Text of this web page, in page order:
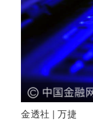
金透社 | 万捷